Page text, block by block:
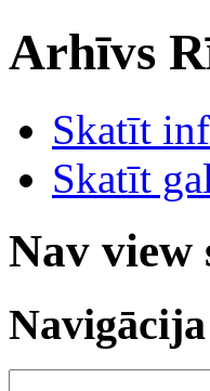
Arhīvs
Skatīt
Skatīt
Nav view
Navigācija